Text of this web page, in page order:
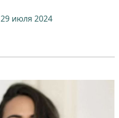
29 июля 2024